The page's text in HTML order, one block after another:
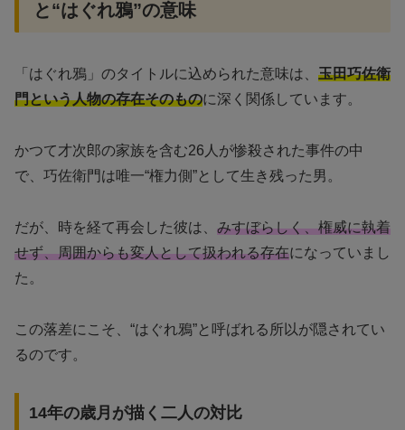
と“はぐれ鴉”の意味
「はぐれ鴉」のタイトルに込められた意味は、 玉田巧佐衛
門という人物の存在そのものに深く関係しています。
かつて才次郎の家族を含む26人が惨殺された事件の中
で、巧佐衛門は唯一“権力側”として生き残った男。
だが、時を経て再会した彼は、 みすぼらしく、権威に執着
せず、周囲からも変人として扱われる存在になっていまし
た。
この落差にこそ、“はぐれ鴉”と呼ばれる所以が隠されてい
るのです。
14年の歳月が描く二人の対比